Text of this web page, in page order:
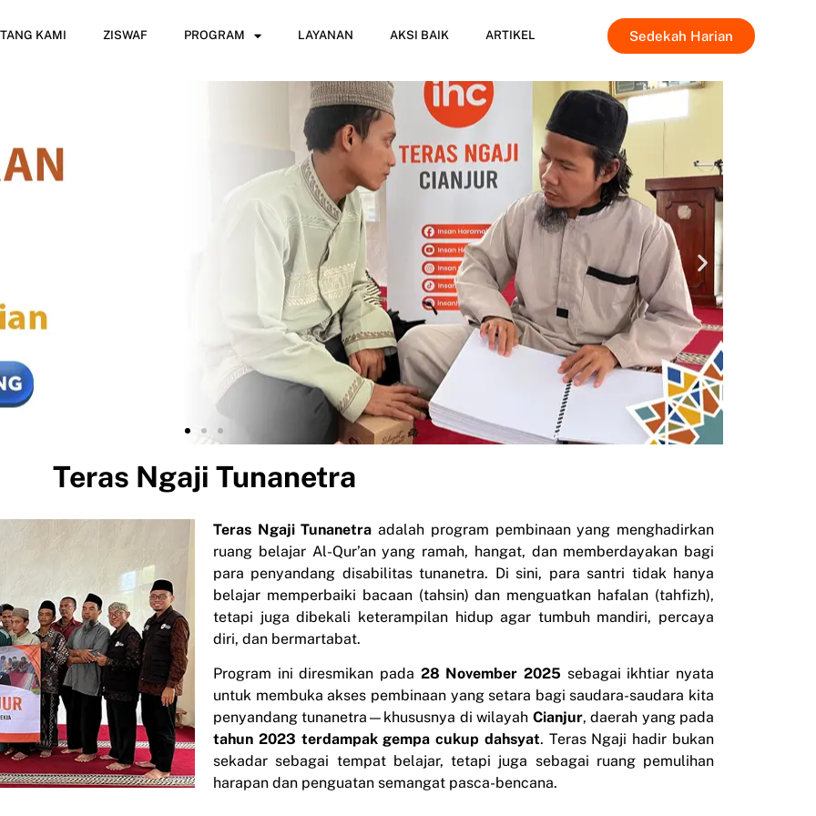
KAMI ZISWAF PROGRAM LAYANAN AKSI BAIK ARTIKEL Sedekah Harian
Teras Ngaji Tunanetra
Teras Ngaji Tunanetra adalah program pembinaan yang menghadirkan
ruang belajar Al-Qur’an yang ramah, hangat, dan memberdayakan bagi
para penyandang disabilitas tunanetra. Di sini, para santri tidak hanya
belajar memperbaiki bacaan (tahsin) dan menguatkan hafalan (tahfizh),
tetapi juga dibekali keterampilan hidup agar tumbuh mandiri, percaya
diri, dan bermartabat.
Program ini diresmikan pada 28 November 2025 sebagai ikhtiar nyata
untuk membuka akses pembinaan yang setara bagi saudara-saudara kita
penyandang tunanetra—khususnya di wilayah Cianjur, daerah yang pada
tahun 2023 terdampak gempa cukup dahsyat. Teras Ngaji hadir bukan
sekadar sebagai tempat belajar, tetapi juga sebagai ruang pemulihan
harapan dan penguatan semangat pasca-bencana.